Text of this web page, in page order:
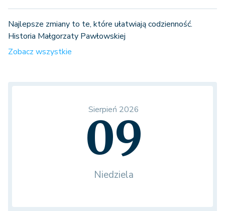
Najlepsze zmiany to te, które ułatwiają codzienność.
Historia Małgorzaty Pawłowskiej
Zobacz wszystkie
Sierpień 2026
09
Niedziela